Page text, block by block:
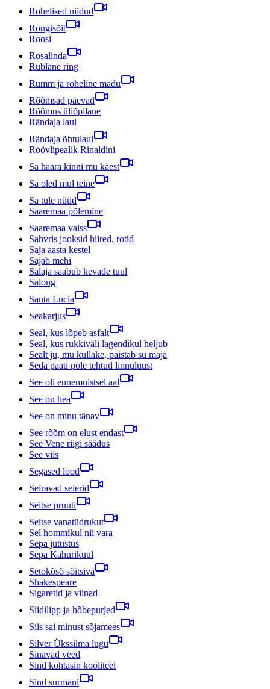
Rohelised niidud
Rongisõit
Roosi
Rosalinda
Rublane ring
Rumm ja roheline madu
Rõõmsad päevad
Rõõmus üliõpilane
Rändaja laul
Rändaja õhtulaul
Röövlipealik Rinaldini
Sa haara kinni mu käest
Sa oled mul teine
Sa tule nüüd
Saaremaa põlemine
Saaremaa valss
Sahvris jooksid hiired, rotid
Saja aasta kestel
Sajab mehi
Salaja saabub kevade tuul
Salong
Santa Lucia
Seakarjus
Seal, kus lõpeb asfalt
Seal, kus rukkiväli lagendikul heljub
Sealt ju, mu kullake, paistab su maja
Seda paati pole tehtud linnuluust
See oli ennemuistsel aal
See on hea
See on minu tänav
See rõõm on elust endast
See Vene riigi säädus
See viis
Segased lood
Seiravad seierid
Seitse pruuti
Seitse vanatüdrukut
Sel hommikul nii vara
Sepa jutustus
Sepa Kahurikuul
Setokõsõ sõitsivä
Shakespeare
Sigaretid ja viinad
Siidilipp ja hõbepurjed
Siis sai minust sõjamees
Silver Ükssilma lugu
Sinavad veed
Sind kohtasin kooliteel
Sind surmani